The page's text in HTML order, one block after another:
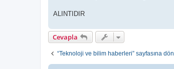
ALINTIDIR
Cevapla
“Teknoloji ve bilim haberleri” sayfasına dön